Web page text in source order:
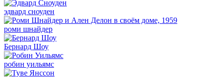
эдвард сноуден
роми шнайдер
Бернард Шоу
робин уильямс